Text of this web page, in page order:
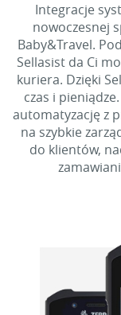
Integracje
nowoczesnej
Baby&Travel.
Sellasist da Ci
kuriera. Dzięki
czas i
automatyzację z
na szybkie
do klientów,